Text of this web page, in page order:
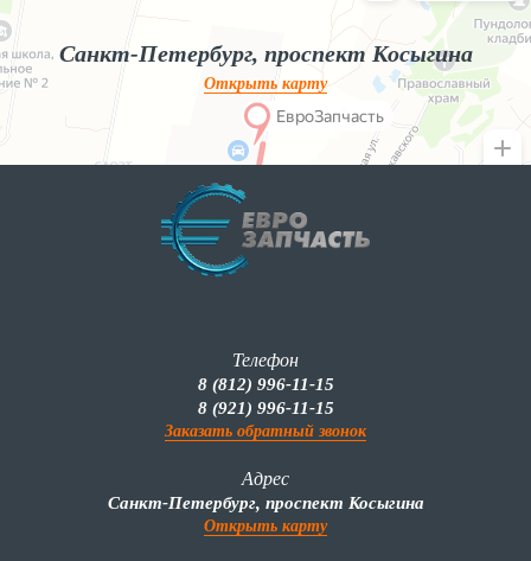
Санкт-Петербург, проспект Косыгина
Открыть карту
Телефон
8 (812) 996-11-15
8 (921) 996-11-15
Заказать обратный звонок
Адрес
Санкт-Петербург, проспект Косыгина
Открыть карту